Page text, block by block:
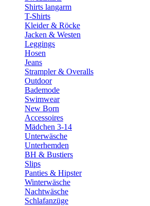
Shirts langarm
T-Shirts
Kleider & Röcke
Jacken & Westen
Leggings
Hosen
Jeans
Strampler & Overalls
Outdoor
Bademode
Swimwear
New Born
Accessoires
Mädchen 3-14
Unterwäsche
Unterhemden
BH & Bustiers
Slips
Panties & Hipster
Winterwäsche
Nachtwäsche
Schlafanzüge